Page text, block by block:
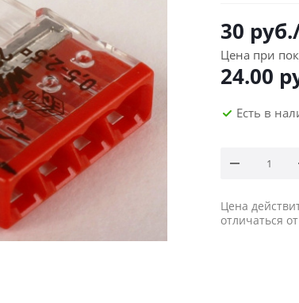
30 руб.
Цена при
24.00
Есть в
Цена
отличаться